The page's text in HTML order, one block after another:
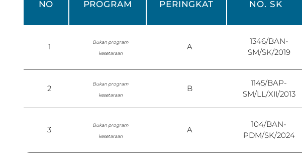
NO PROGRAM PERINGKAT NO. SK
1
Bukan program
kesetaraan
A
1346/BAN-
SM/SK/2019
2
Bukan program
kesetaraan
B
1145/BAP-
SM/LL/XII/2013
3
Bukan program
kesetaraan
A
104/BAN-
PDM/SK/2024